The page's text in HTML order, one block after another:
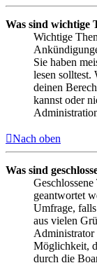
Was sind wichtige
Wichtige
Sie haben
lesen solltest.
deinen
kannst oder
Nach oben
Was sind
geantwortet
Umfrage,
aus vielen
Administrator
Möglichkeit,
durch die